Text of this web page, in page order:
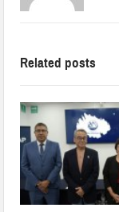
Related posts